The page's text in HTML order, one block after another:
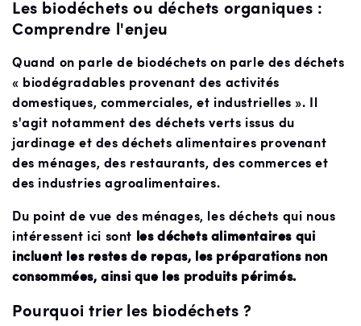
Les biodéchets ou déchets organiques :
Comprendre l'enjeu
Quand on parle de biodéchets on parle des déchets
« biodégradables provenant des activités
domestiques, commerciales, et industrielles ». Il
s'agit notamment des déchets verts issus du
jardinage et des déchets alimentaires provenant
des ménages, des restaurants, des commerces et
des industries agroalimentaires.
Du point de vue des ménages, les déchets qui nous
intéressent ici sont
les déchets alimentaires qui
incluent les restes de repas, les préparations non
consommées, ainsi que les produits périmés.
Pourquoi trier les biodéchets ?